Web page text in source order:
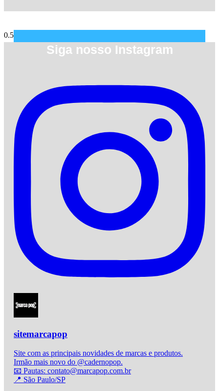
Siga nosso Instagram
sitemarcapop
Site com as principais novidades de marcas e produtos.
Irmão mais novo do @cadernopop.
📧 Pautas: contato@marcapop.com.br
📍 São Paulo/SP